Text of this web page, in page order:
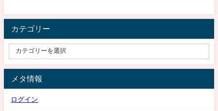
カテゴリー
メタ情報
ログイン